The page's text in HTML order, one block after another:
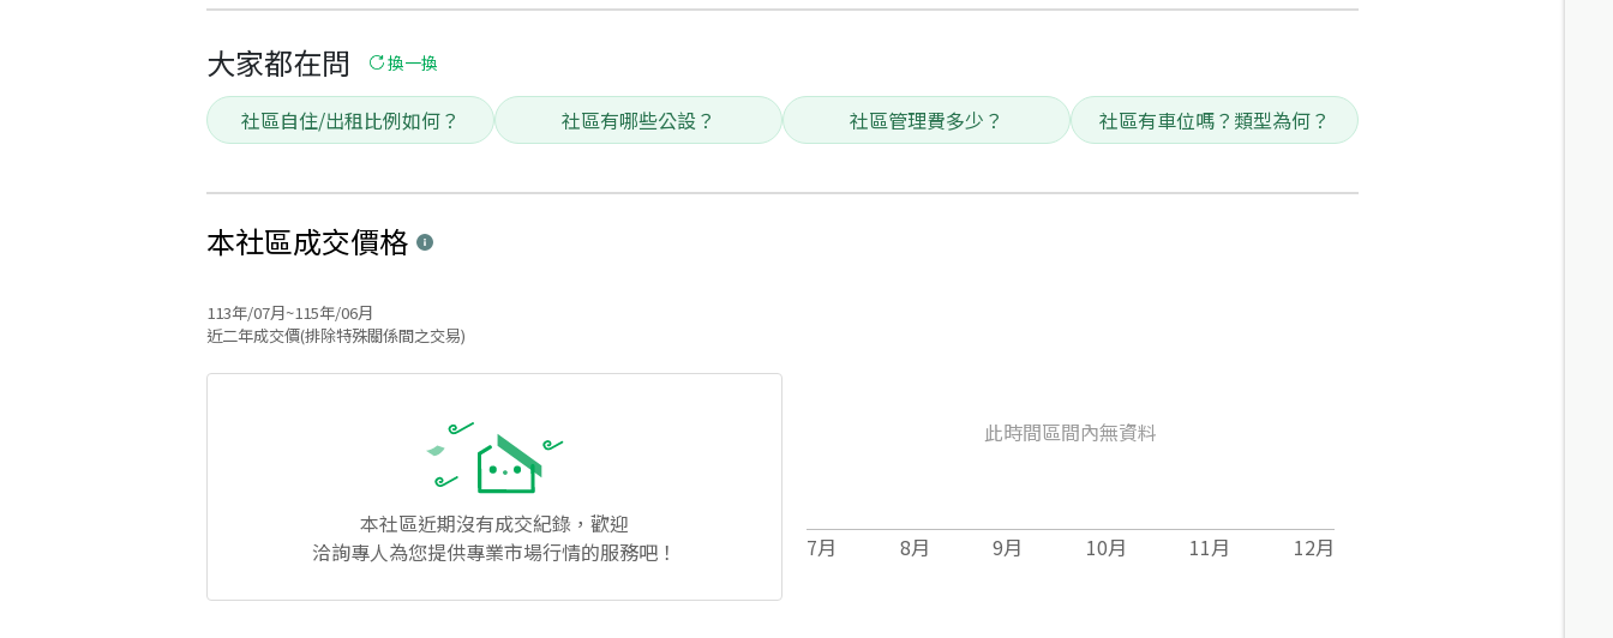
大家都在問 換一換
社區自住/出租比例如何？ 社區有哪些公設？ 社區管理費多少？ 社區有車位嗎？類型為何？
本社區成交價格
113年/07月~115年/06月
近二年成交價(排除特殊關係間之交易)
本社區近期沒有成交紀錄，歡迎
洽詢專人為您提供專業市場行情的服務吧！
此時間區間內無資料
7月 8月 9月 10月 11月 12月